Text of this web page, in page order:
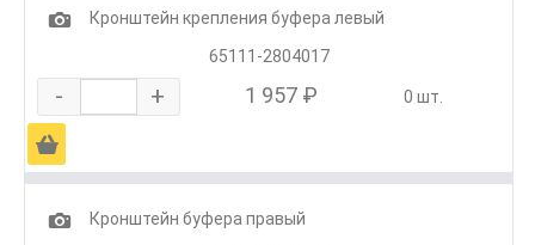
1
Кронштейн крепления буфера левый
65111-2804017
- + 1 957 ₽ 0 шт.
Ä
1
Кронштейн буфера правый